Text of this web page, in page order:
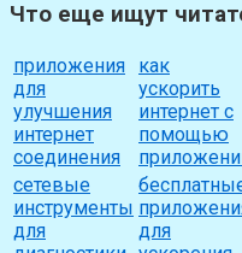
Что еще ищут
приложения
для
улучшения
интернет
соединения
как
ускорить
интернет с
помощью
сетевые
инструменты
для
для